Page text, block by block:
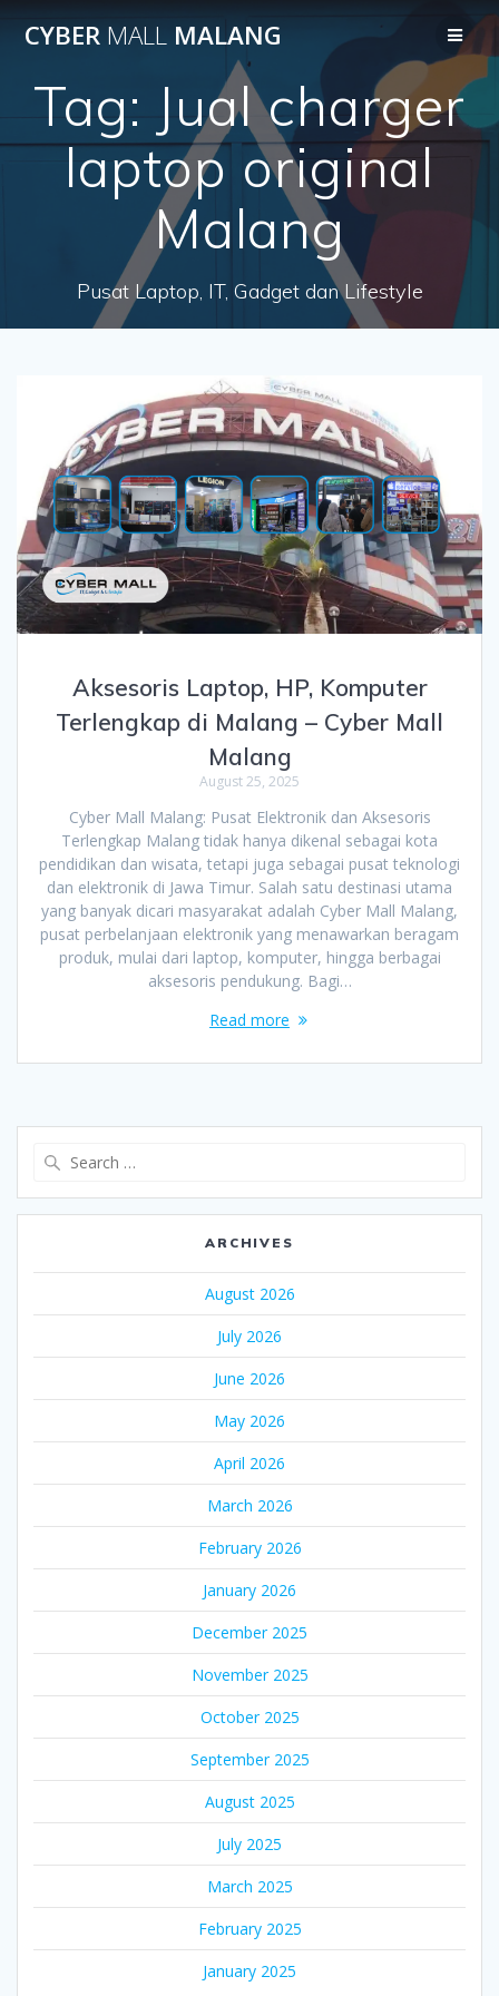
to
content
CYBER MALL MALANG
Tag: Jual charger
laptop original
Malang
Pusat Laptop, IT, Gadget dan Lifestyle
Aksesoris Laptop, HP, Komputer
Terlengkap di Malang – Cyber Mall
Malang
August 25, 2025
Cyber Mall Malang: Pusat Elektronik dan Aksesoris
Terlengkap Malang tidak hanya dikenal sebagai kota
pendidikan dan wisata, tetapi juga sebagai pusat teknologi
dan elektronik di Jawa Timur. Salah satu destinasi utama
yang banyak dicari masyarakat adalah Cyber Mall Malang,
pusat perbelanjaan elektronik yang menawarkan beragam
produk, mulai dari laptop, komputer, hingga berbagai
aksesoris pendukung. Bagi…
Read more
ARCHIVES
August 2026
July 2026
June 2026
May 2026
April 2026
March 2026
February 2026
January 2026
December 2025
November 2025
October 2025
September 2025
August 2025
July 2025
March 2025
February 2025
January 2025